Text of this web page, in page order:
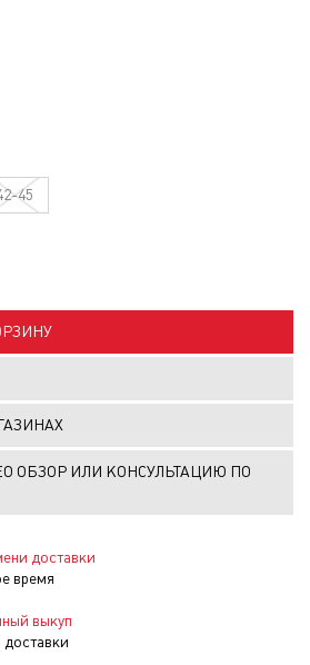
45
ОБЗОР ИЛИ КОНСУЛЬТАЦИЮ ПО
доставки
время
выкуп
доставки